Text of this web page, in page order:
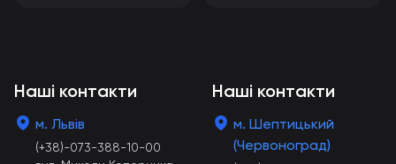
Наші контакти
м. Львів
(+38)-073-388-10-00
Наші контакти
м. Шептицький
(Червоноград)